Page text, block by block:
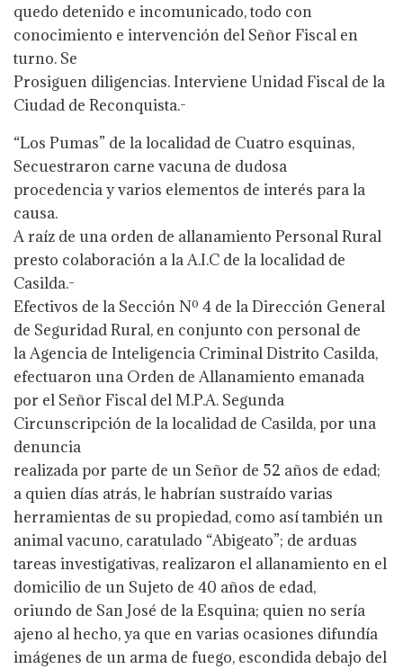
quedo detenido e incomunicado, todo con
conocimiento e intervención del Señor Fiscal en
turno. Se
Prosiguen diligencias. Interviene Unidad Fiscal de la
Ciudad de Reconquista.-
“Los Pumas” de la localidad de Cuatro esquinas,
Secuestraron carne vacuna de dudosa
procedencia y varios elementos de interés para la
causa.
A raíz de una orden de allanamiento Personal Rural
presto colaboración a la A.I.C de la localidad de
Casilda.-
Efectivos de la Sección Nº 4 de la Dirección General
de Seguridad Rural, en conjunto con personal de
la Agencia de Inteligencia Criminal Distrito Casilda,
efectuaron una Orden de Allanamiento emanada
por el Señor Fiscal del M.P.A. Segunda
Circunscripción de la localidad de Casilda, por una
denuncia
realizada por parte de un Señor de 52 años de edad;
a quien días atrás, le habrían sustraído varias
herramientas de su propiedad, como así también un
animal vacuno, caratulado “Abigeato”; de arduas
tareas investigativas, realizaron el allanamiento en el
domicilio de un Sujeto de 40 años de edad,
oriundo de San José de la Esquina; quien no sería
ajeno al hecho, ya que en varias ocasiones difundía
imágenes de un arma de fuego, escondida debajo del